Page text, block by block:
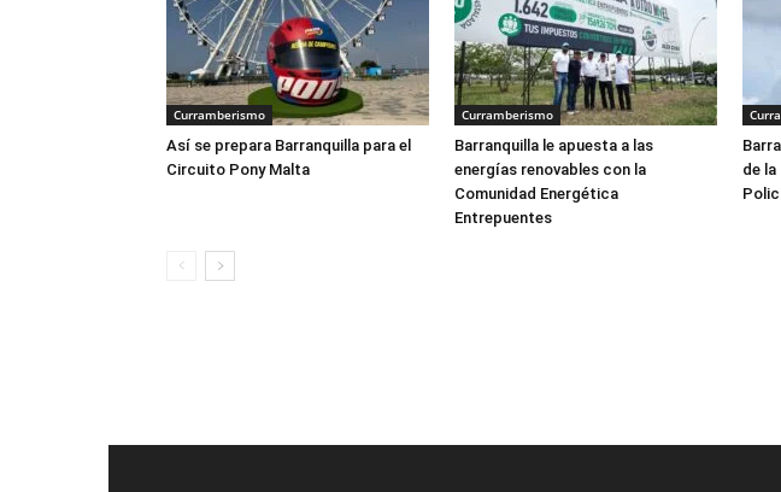
Curramberismo
Así se prepara Barranquilla para el
Circuito Pony Malta
Curramberismo
Barranquilla le apuesta a las
energías renovables con la
Comunidad Energética
Entrepuentes
de